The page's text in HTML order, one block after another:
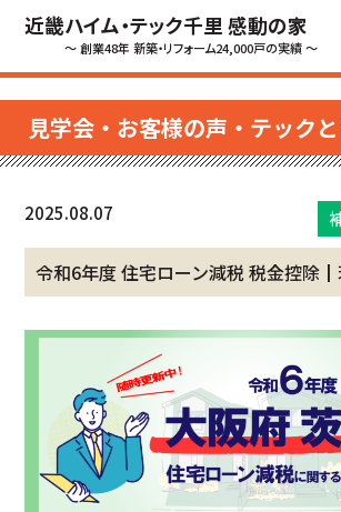
近畿ハイム・テック千里 感動の家
～ 創業48年 新築・リフォーム24,000戸の実績 ～
見学会・お客様の声・テック
2025.08.07
令和6年度 住宅ローン減税 税金控除